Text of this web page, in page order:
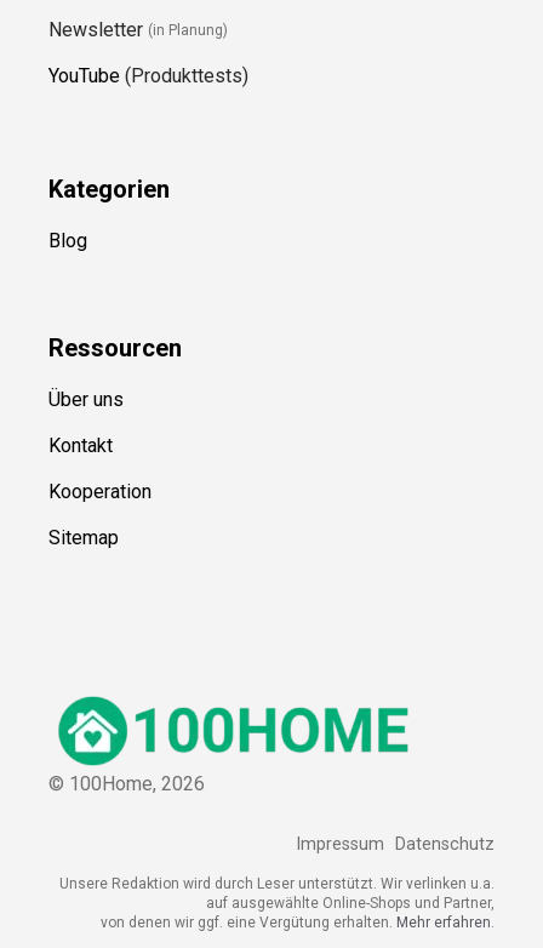
Newsletter (in Planung)
YouTube (Produkttests)
Kategorien
Blog
Ressourcen
Über uns
Kontakt
Kooperation
Sitemap
© 100Home, 2026
Impressum Datenschutz
Unsere Redaktion wird durch Leser unterstützt. Wir verlinken u.a.
auf ausgewählte Online-Shops und Partner,
von denen wir ggf. eine Vergütung erhalten. Mehr erfahren.